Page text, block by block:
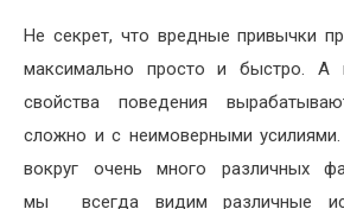
Не секрет, что вредные привычки
максимально просто и быстро. А
свойства поведения
сложно и с неимоверными усилиями.
вокруг очень много различных
мы
всегда видим различные